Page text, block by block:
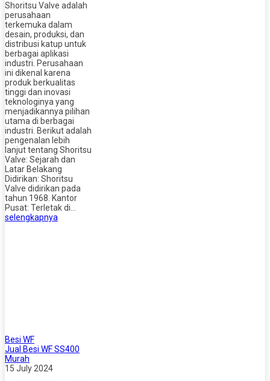
Shoritsu Valve adalah
perusahaan
terkemuka dalam
desain, produksi, dan
distribusi katup untuk
berbagai aplikasi
industri. Perusahaan
ini dikenal karena
produk berkualitas
tinggi dan inovasi
teknologinya yang
menjadikannya pilihan
utama di berbagai
industri. Berikut adalah
pengenalan lebih
lanjut tentang Shoritsu
Valve: Sejarah dan
Latar Belakang
Didirikan: Shoritsu
Valve didirikan pada
tahun 1968. Kantor
Pusat: Terletak di…
selengkapnya
Besi WF
Jual Besi WF SS400
Murah
15 July 2024